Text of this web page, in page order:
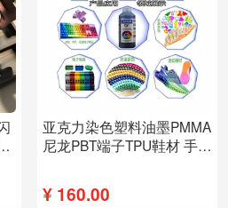
亚克力染色塑料油墨PMMA
尼龙PBT端子TPU鞋材 手机
¥ 160.00